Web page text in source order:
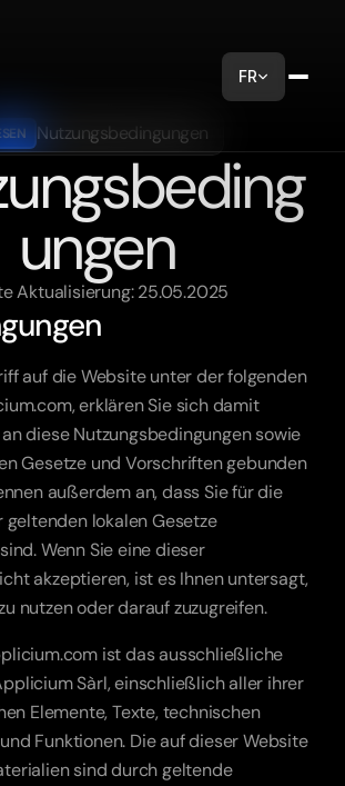
FR
Nutzungsbedingungen
ungen
Aktualisierung: 25.05.2025
auf die Website unter der folgenden
erklären Sie sich damit
diese Nutzungsbedingungen sowie
Gesetze und Vorschriften gebunden
außerdem an, dass Sie für die
geltenden lokalen Gesetze
Wenn Sie eine dieser
akzeptieren, ist es Ihnen untersagt,
nutzen oder darauf zuzugreifen.
ist das ausschließliche
Sàrl, einschließlich aller ihrer
Elemente, Texte, technischen
Funktionen. Die auf dieser Website
sind durch geltende